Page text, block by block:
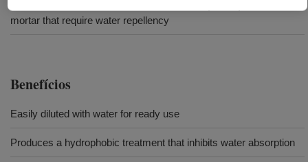
mortar that require water repellency
Benefícios
Easily diluted with water for ready use
Produces a hydrophobic treatment that inhibits water absorption